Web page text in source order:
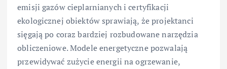
emisji gazów cieplarnianych i certyfikacji
ekologicznej obiektów sprawiają, że projektanci
sięgają po coraz bardziej rozbudowane narzędzia
obliczeniowe. Modele energetyczne pozwalają
przewidywać zużycie energii na ogrzewanie,